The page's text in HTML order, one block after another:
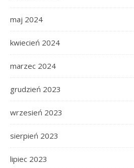
maj 2024
kwiecień 2024
marzec 2024
grudzień 2023
wrzesień 2023
sierpień 2023
lipiec 2023